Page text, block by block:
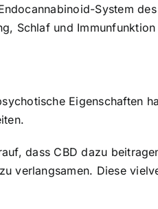
System
Schlaf und
Eigenschaften
dass CBD dazu
verlangsamen. Diese